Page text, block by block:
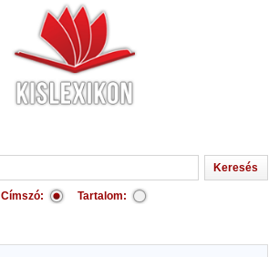
Címszó: Tartalom: